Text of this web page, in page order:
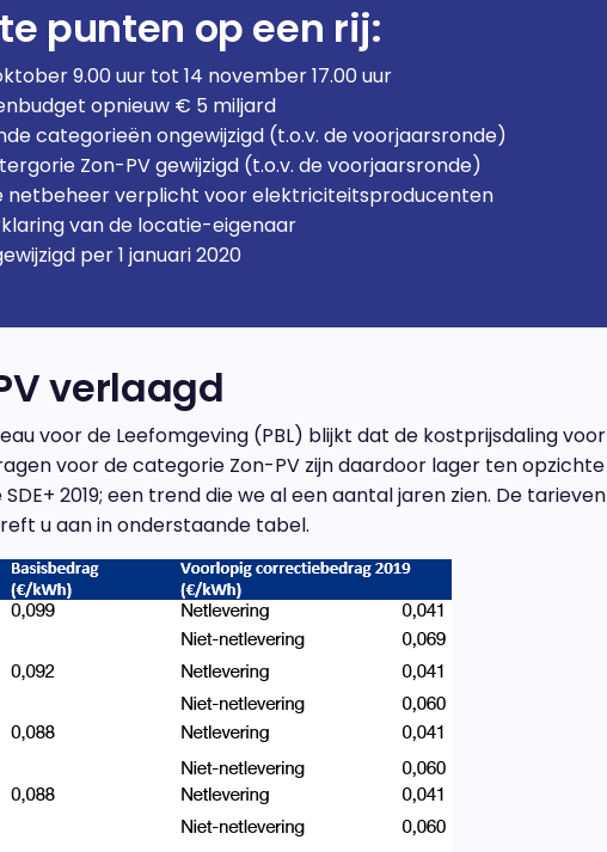
punten op een rij:
9.00 uur tot 14 november 17.00 uur
opnieuw € 5 miljard
categorieën ongewijzigd (t.o.v. de voorjaarsronde)
Zon-PV gewijzigd (t.o.v. de voorjaarsronde)
netbeheer verplicht voor elektriciteitsproducenten
van de locatie-eigenaar
per 1 januari 2020
verlaagd
voor de Leefomgeving (PBL) blijkt dat de kostprijsdaling voor
voor de categorie Zon-PV zijn daardoor lager ten opzichte
2019; een trend die we al een aantal jaren zien. De tarieven
u aan in onderstaande tabel.